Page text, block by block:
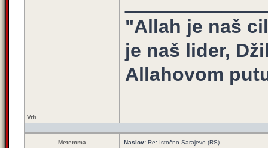
"Allah je naš
je naš lider,
Allahovom
Vrh
Metemma Naslov: Re: Istočno Sarajevo (RS)